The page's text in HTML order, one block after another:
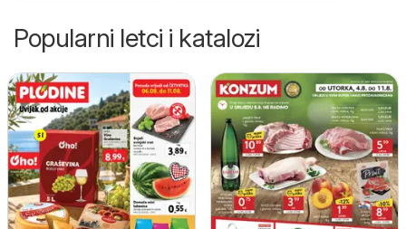
Popularni letci i katalozi